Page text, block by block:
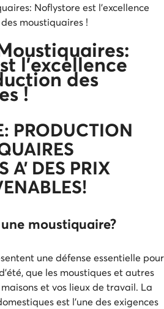
Noflystore est l’excellence
moustiquaires !
l’excellence
des
!
PRODUCTION
A’ DES PRIX
moustiquaire?
une défense essentielle pour
que les moustiques et autres
et vos lieux de travail. La
est l’une des exigences